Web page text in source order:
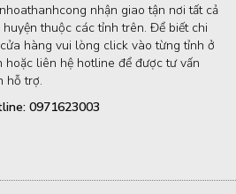
nhận giao tận nơi tất cả
huyện thuộc các tỉnh trên. Để biết chi
hàng vui lòng click vào từng tỉnh ở
hoặc liên hệ hotline để được tư vấn
hỗ trợ.
0971623003